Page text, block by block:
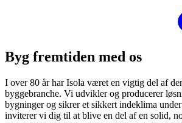
Byg fremtiden med os
I over 80 år har Isola været en vigtig del af
byggebranche. Vi udvikler og producerer
bygninger og sikrer et sikkert indeklima
inviterer vi dig til at blive en del af en solid,